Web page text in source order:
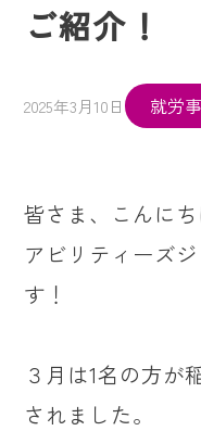
ご紹介！
2025年3月10日 就労
皆さま、こんにち
アビリティーズ
す！
３月は1名の方が
されました。